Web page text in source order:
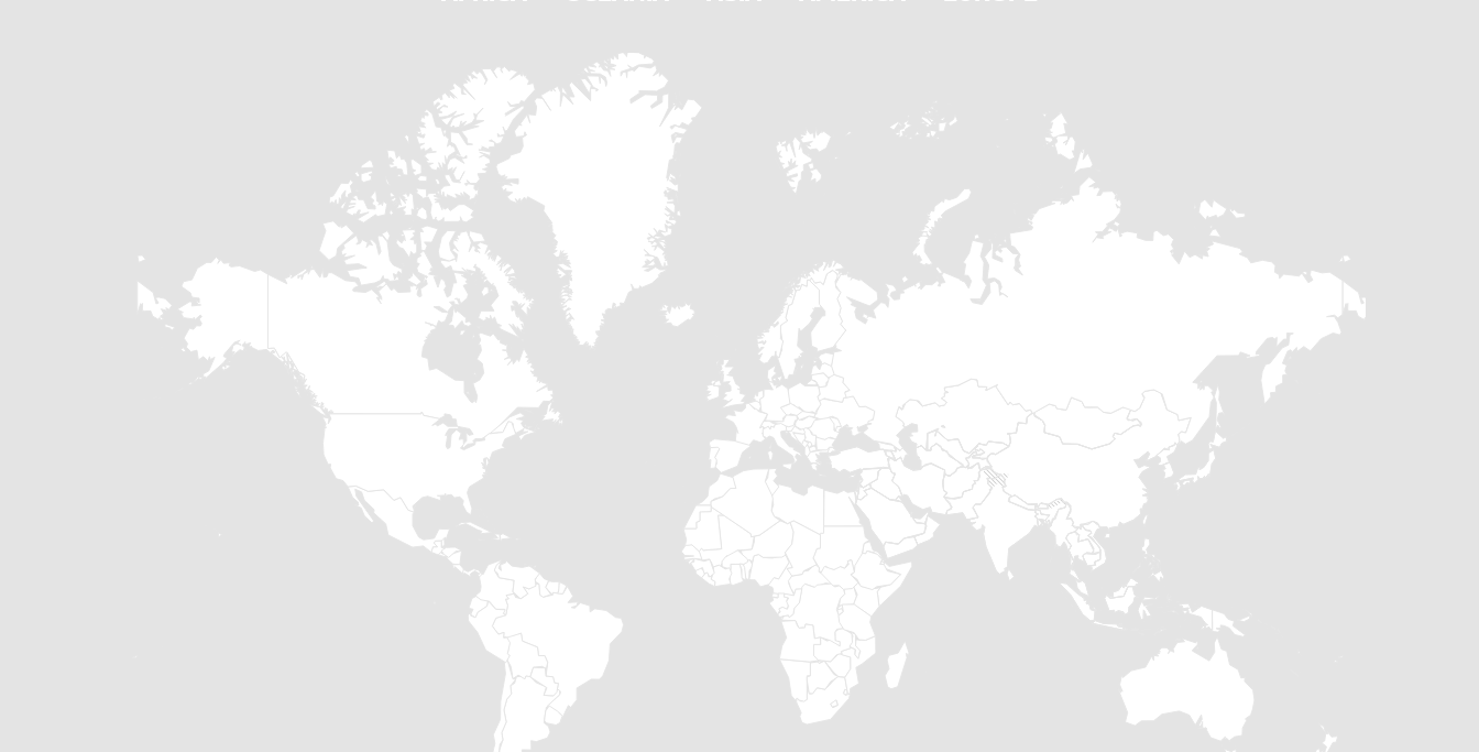
Mayor altura de volcado
Canal de descarga cónico / extremo más estrecho para mejorar el flujo del
producto.
Canal de descarga prolongado: hasta 100 mm sin cambiar el marco de la
Laterales del canal de descarga más elevados para mejorar la contención del
producto
Barras de retención ajustables, basculantes o personalizadas para adaptarse a
diferentes tamaños de contenedores
Varios ángulos de inclinación máx.: 90, 100 y 110 grados
Alimentación con enchufe (400 V), en lugar de con batería, para uso
estacionario